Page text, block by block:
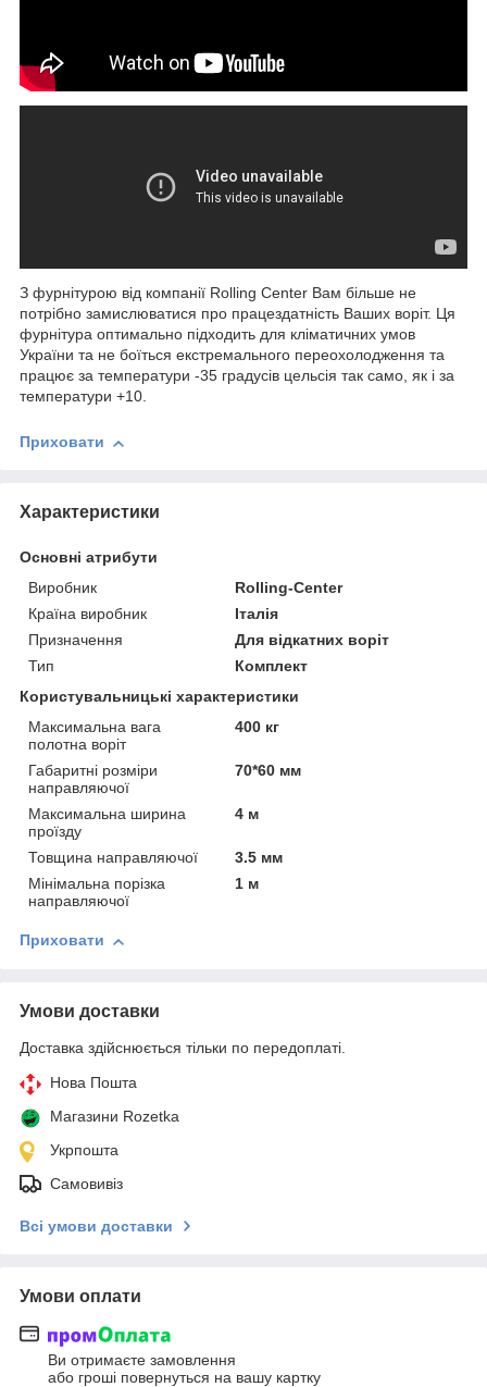
З фурнітурою від компанії Rolling Center Вам більше не
потрібно замислюватися про працездатність Ваших воріт. Ця
фурнітура оптимально підходить для кліматичних умов
України та не боїться екстремального переохолодження та
працює за температури -35 градусів цельсія так само, як і за
температури +10.
Приховати
Характеристики
Основні атрибути
Виробник
Rolling-Center
Країна виробник
Італія
Призначення
Для відкатних воріт
Тип
Комплект
Користувальницькі характеристики
Максимальна вага
полотна воріт
400 кг
Габаритні розміри
направляючої
70*60 мм
Максимальна ширина
проїзду
4 м
Товщина направляючої
3.5 мм
Мінімальна порізка
направляючої
1 м
Приховати
Умови доставки
Доставка здійснюється тільки по передоплаті.
Нова Пошта
Магазини Rozetka
Укрпошта
Самовивіз
Всі умови доставки
Умови оплати
Ви отримаєте замовлення
або гроші повернуться на вашу картку